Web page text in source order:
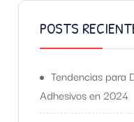
POSTS
Tendencias para
Adhesivos en 2024